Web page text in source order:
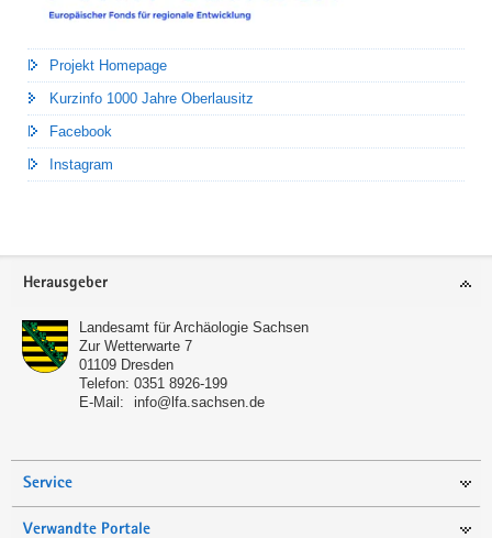
Projekt Homepage
Kurzinfo 1000 Jahre Oberlausitz
Facebook
Instagram
Footer-
Herausgeber
Landesamt für Archäologie Sachsen
Zur Wetterwarte 7
01109 Dresden
Telefon: 0351 8926-199
E-Mail:
info@lfa.sachsen.de
Service
Verwandte Portale